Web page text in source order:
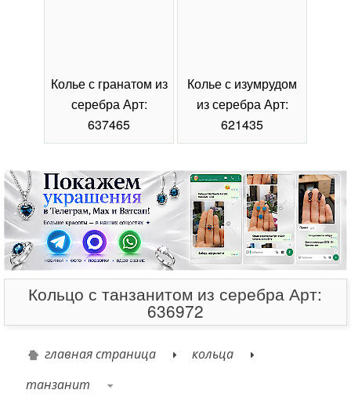
Колье с гранатом из
серебра Арт:
637465
Колье с изумрудом
из серебра Арт:
621435
Кольцо с танзанитом из серебра Арт:
636972
главная страница
кольца
танзанит